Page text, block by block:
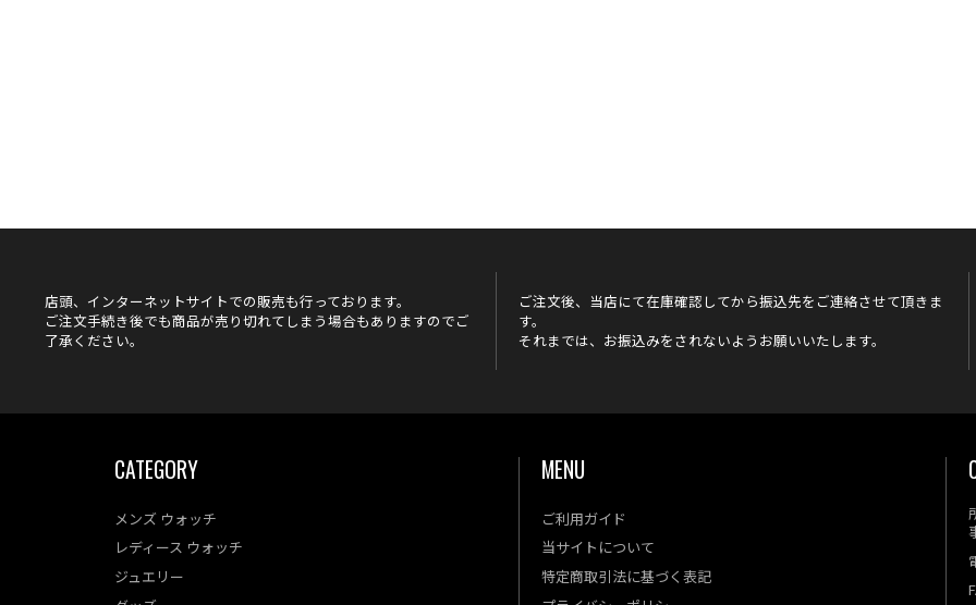
店頭、インターネットサイトでの販売も行っております。
ご注文手続き後でも商品が売り切れてしまう場合もありますのでご
了承ください。
ご注文後、当店にて在庫確認してから振込先をご連絡させて頂きま
す。
それまでは、お振込みをされないようお願いいたします。
CATEGORY
メンズ ウォッチ
レディース ウォッチ
ジュエリー
MENU
ご利用ガイド
当サイトについて
特定商取引法に基づく表記